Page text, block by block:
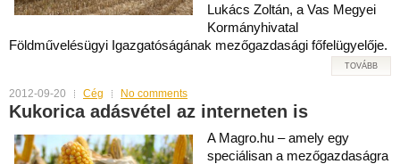
Lukács Zoltán, a Vas Megyei
Kormányhivatal
Földművelésügyi Igazgatóságának mezőgazdasági főfelügyelője.
TOVÁBB
2012-09-20 Cég No comments
Kukorica adásvétel az interneten is
A Magro.hu – amely egy
speciálisan a mezőgazdaságra